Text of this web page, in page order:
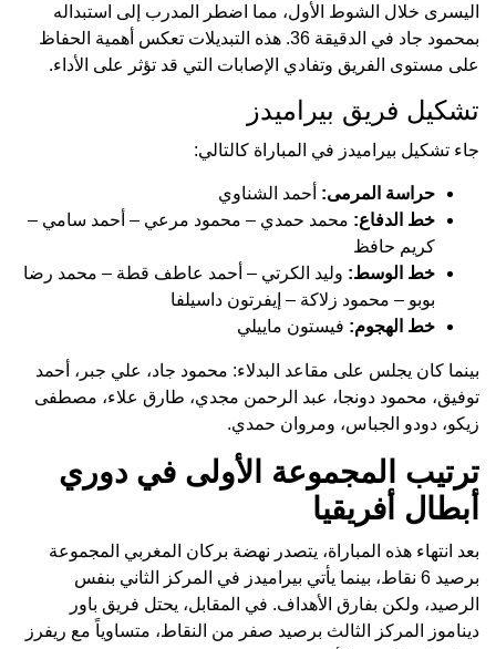
اليسرى خلال الشوط الأول، مما اضطر المدرب إلى استبداله
بمحمود جاد في الدقيقة 36. هذه التبديلات تعكس أهمية الحفاظ
على مستوى الفريق وتفادي الإصابات التي قد تؤثر على الأداء.
تشكيل فريق بيراميدز
جاء تشكيل بيراميدز في المباراة كالتالي:
حراسة المرمى: أحمد الشناوي
خط الدفاع: محمد حمدي – محمود مرعي – أحمد سامي –
كريم حافظ
خط الوسط: وليد الكرتي – أحمد عاطف قطة – محمد رضا
بوبو – محمود زلاكة – إيفرتون داسيلفا
خط الهجوم: فيستون ماييلي
بينما كان يجلس على مقاعد البدلاء: محمود جاد، علي جبر، أحمد
توفيق، محمود دونجا، عبد الرحمن مجدي، طارق علاء، مصطفى
زيكو، دودو الجباس، ومروان حمدي.
ترتيب المجموعة الأولى في دوري
أبطال أفريقيا
بعد انتهاء هذه المباراة، يتصدر نهضة بركان المغربي المجموعة
برصيد 6 نقاط، بينما يأتي بيراميدز في المركز الثاني بنفس
الرصيد، ولكن بفارق الأهداف. في المقابل، يحتل فريق باور
ديناموز المركز الثالث برصيد صفر من النقاط، متساوياً مع ريفرز